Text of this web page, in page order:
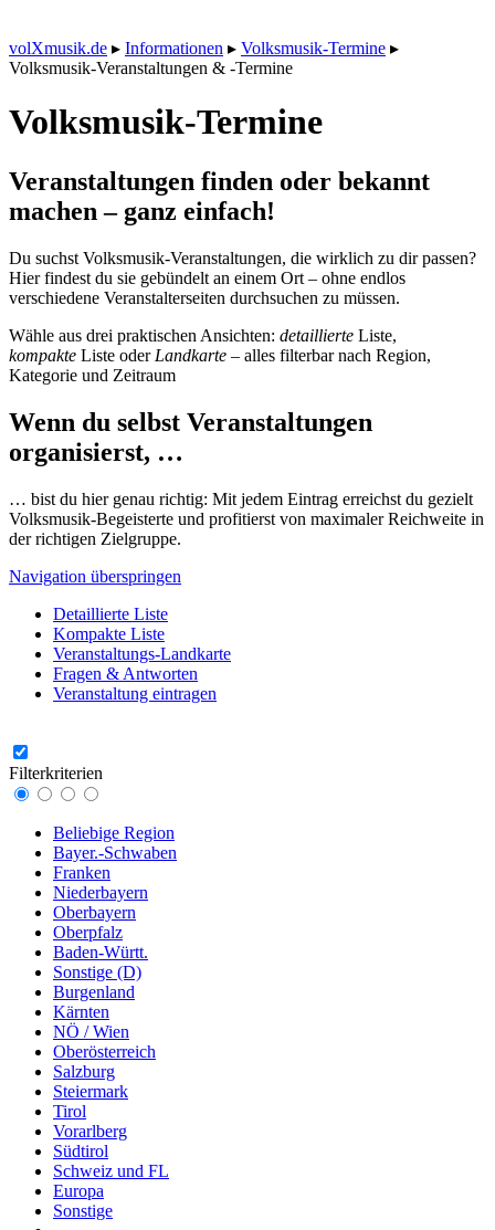
volXmusik.de ▸ Informationen ▸ Volksmusik-Termine ▸
Volksmusik-Veranstaltungen & -Termine
Volksmusik-Termine
Veranstaltungen finden oder bekannt
machen – ganz einfach!
Du suchst Volksmusik-Veranstaltungen, die wirklich zu dir passen?
Hier findest du sie gebündelt an einem Ort – ohne endlos
verschiedene Veranstalterseiten durchsuchen zu müssen.
Wähle aus drei praktischen Ansichten: detaillierte Liste,
kompakte Liste oder Landkarte – alles filterbar nach Region,
Kategorie und Zeitraum
Wenn du selbst Veranstaltungen
organisierst, …
… bist du hier genau richtig: Mit jedem Eintrag erreichst du gezielt
Volksmusik-Begeisterte und profitierst von maximaler Reichweite in
der richtigen Zielgruppe.
Navigation überspringen
Detaillierte Liste
Kompakte Liste
Veranstaltungs-Landkarte
Fragen & Antworten
Veranstaltung eintragen
Filterkriterien
Beliebige Region
Bayer.-Schwaben
Franken
Niederbayern
Oberbayern
Oberpfalz
Baden-Württ.
Sonstige (D)
Burgenland
Kärnten
NÖ / Wien
Oberösterreich
Salzburg
Steiermark
Tirol
Vorarlberg
Südtirol
Schweiz und FL
Europa
Sonstige